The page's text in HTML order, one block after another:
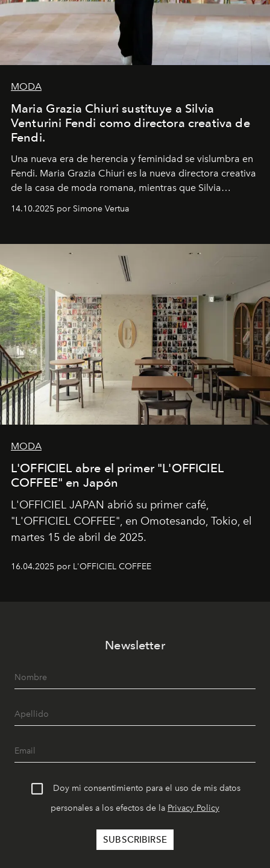
MODA
Maria Grazia Chiuri sustituye a Silvia
Venturini Fendi como directora creativa de
Fendi.
Una nueva era de herencia y feminidad se vislumbra en
Fendi. Maria Grazia Chiuri es la nueva directora creativa
de la casa de moda romana, mientras que Silvia
14.10.2025 por Simone Vertua
MODA
L'OFFICIEL abre el primer "L'OFFICIEL
COFFEE" en Japón
L'OFFICIEL JAPAN abrió su primer café,
"L'OFFICIEL COFFEE", en Omotesando, Tokio, el
martes 15 de abril de 2025.
16.04.2025 por L'OFFICIEL COFFEE
Newsletter
Doy mi consentimiento para el uso de mis datos
personales a los efectos de la Privacy Policy